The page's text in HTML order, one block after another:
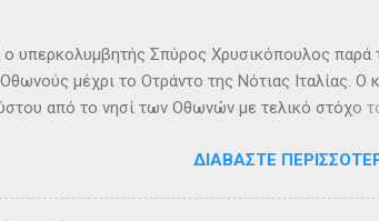
υπερκολυμβητής Σπύρος Χρυσικόπουλος παρά
μέχρι το Οτράντο της Νότιας Ιταλίας. Ο
από το νησί των Οθωνών με τελικό στόχο
τον έβαλε στόχο, η θάλασσα αγρίεψε και οι
ΔΙΑΒΆΣΤΕ